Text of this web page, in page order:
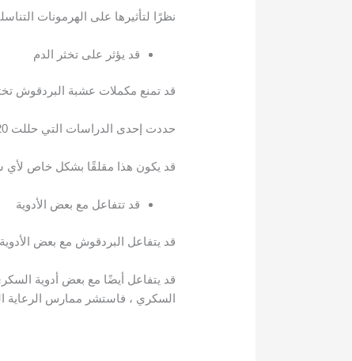
نظرًا لتأثيرها على الهرمونات
قد يؤثر على تخثر الدم
قد تمنع مكملات عشبة البردقوش
حددت إحدى الدراسات التي حللت 20 عشبًا أن البردقوش يعيق تكوين الصفائح الدموية ، وهو عامل رئيسي في تخثر الدم
قد يكون هذا مقلقًا بشكل خاص لأي
قد تتفاعل مع بعض الأدوية
قد يتفاعل البردقوش مع بعض
قد يتفاعل أيضًا مع بعض أدوية
السكري ، فاستشر ممارس الرعاية